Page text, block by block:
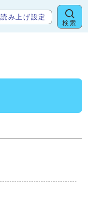
読み上げ設定
検索